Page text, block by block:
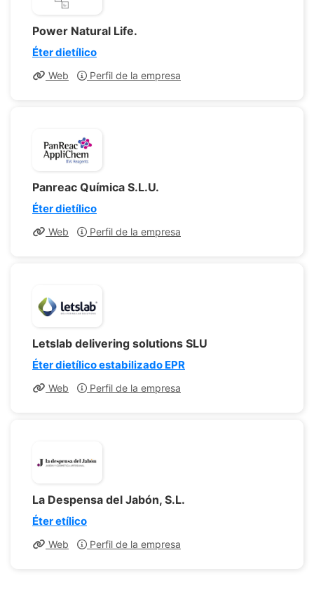
Power Natural Life.
Éter dietílico
Web Perfil de la empresa
Panreac Química S.L.U.
Éter dietílico
Web Perfil de la empresa
Letslab delivering solutions SLU
Éter dietílico estabilizado EPR
Web Perfil de la empresa
La Despensa del Jabón, S.L.
Éter etílico
Web Perfil de la empresa